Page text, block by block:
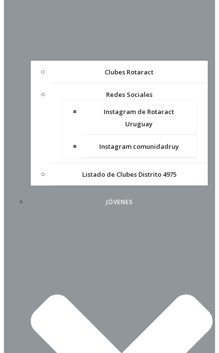
Clubes Rotaract
Redes Sociales
Instagram de Rotaract
Uruguay
Instagram comunidadruy
Listado de Clubes Distrito 4975
JÓVENES